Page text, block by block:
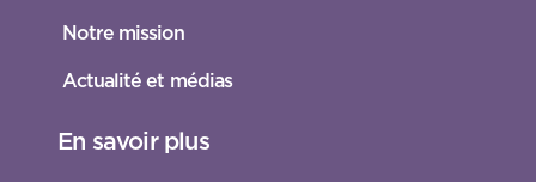
Notre mission
Actualité et médias
En savoir plus